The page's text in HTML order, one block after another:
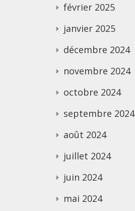
février 2025
janvier 2025
décembre 2024
novembre 2024
octobre 2024
septembre 2024
août 2024
juillet 2024
juin 2024
mai 2024